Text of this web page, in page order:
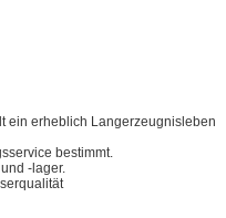
ein erheblich Langerzeugnisleben
bestimmt.
-lager.